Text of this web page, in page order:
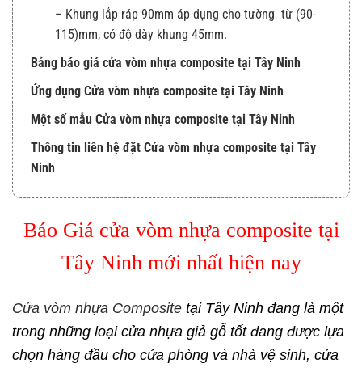
– Khung lắp ráp 90mm áp dụng cho tường từ (90-
115)mm, có độ dày khung 45mm.
Bảng báo giá cửa vòm nhựa composite tại Tây Ninh
Ứng dụng Cửa vòm nhựa composite tại Tây Ninh
Một số mẫu Cửa vòm nhựa composite tại Tây Ninh
Thông tin liên hệ đặt Cửa vòm nhựa composite tại Tây
Ninh
Báo Giá cửa vòm nhựa composite tại
Tây Ninh mới nhất hiện nay
Cửa vòm nhựa Composite tại Tây Ninh đang là một
trong những loại cửa nhựa giả gỗ tốt đang được lựa
chọn hàng đầu cho cửa phòng và nhà vệ sinh, cửa